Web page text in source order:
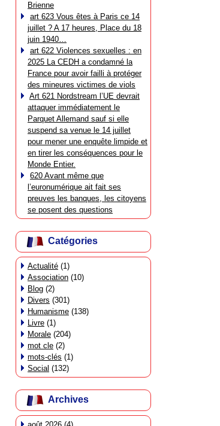
Brienne
art 623 Vous êtes à Paris ce 14
juillet ? A 17 heures, Place du 18
juin 1940…
art 622 Violences sexuelles : en
2025 La CEDH a condamné la
France pour avoir failli à protéger
des mineures victimes de viols
Art 621 Nordstream l’UE devrait
attaquer immédiatement le
Parquet Allemand sauf si elle
suspend sa venue le 14 juillet
pour mener une enquête limpide et
en tirer les conséquences pour le
Monde Entier.
620 Avant même que
l’euronumérique ait fait ses
preuves les banques, les citoyens
se posent des questions
Catégories
Actualité (1)
Association (10)
Blog (2)
Divers (301)
Humanisme (138)
Livre (1)
Morale (204)
mot cle (2)
mots-clés (1)
Social (132)
Archives